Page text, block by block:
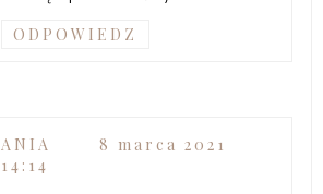
ODPOWIEDZ
ANIA
8 marca 2021
14:14